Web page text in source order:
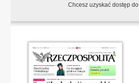
Chcesz uzyskać dostęp